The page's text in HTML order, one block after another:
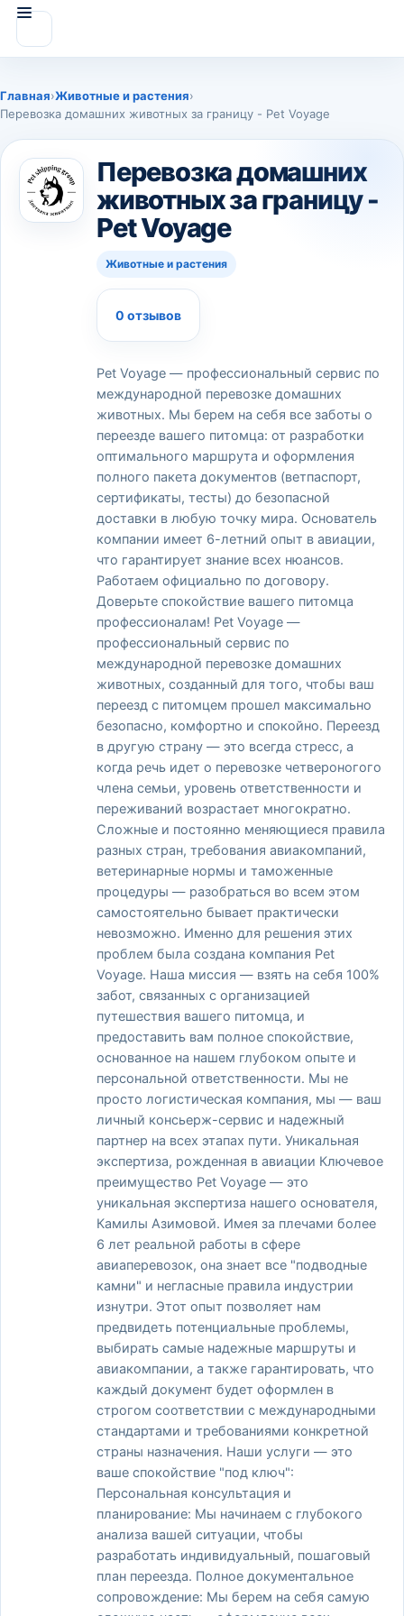
Главная›Животные и растения›
Перевозка домашних животных за границу - Pet Voyage
Перевозка домашних
животных за границу -
Pet Voyage
Животные и растения
0 отзывов
Pet Voyage — профессиональный сервис по
международной перевозке домашних
животных. Мы берем на себя все заботы о
переезде вашего питомца: от разработки
оптимального маршрута и оформления
полного пакета документов (ветпаспорт,
сертификаты, тесты) до безопасной
доставки в любую точку мира. Основатель
компании имеет 6-летний опыт в авиации,
что гарантирует знание всех нюансов.
Работаем официально по договору.
Доверьте спокойствие вашего питомца
профессионалам! Pet Voyage —
профессиональный сервис по
международной перевозке домашних
животных, созданный для того, чтобы ваш
переезд с питомцем прошел максимально
безопасно, комфортно и спокойно. Переезд
в другую страну — это всегда стресс, а
когда речь идет о перевозке четвероногого
члена семьи, уровень ответственности и
переживаний возрастает многократно.
Сложные и постоянно меняющиеся правила
разных стран, требования авиакомпаний,
ветеринарные нормы и таможенные
процедуры — разобраться во всем этом
самостоятельно бывает практически
невозможно. Именно для решения этих
проблем была создана компания Pet
Voyage. Наша миссия — взять на себя 100%
забот, связанных с организацией
путешествия вашего питомца, и
предоставить вам полное спокойствие,
основанное на нашем глубоком опыте и
персональной ответственности. Мы не
просто логистическая компания, мы — ваш
личный консьерж-сервис и надежный
партнер на всех этапах пути. Уникальная
экспертиза, рожденная в авиации Ключевое
преимущество Pet Voyage — это
уникальная экспертиза нашего основателя,
Камилы Азимовой. Имея за плечами более
6 лет реальной работы в сфере
авиаперевозок, она знает все "подводные
камни" и негласные правила индустрии
изнутри. Этот опыт позволяет нам
предвидеть потенциальные проблемы,
выбирать самые надежные маршруты и
авиакомпании, а также гарантировать, что
каждый документ будет оформлен в
строгом соответствии с международными
стандартами и требованиями конкретной
страны назначения. Наши услуги — это
ваше спокойствие "под ключ":
Персональная консультация и
планирование: Мы начинаем с глубокого
анализа вашей ситуации, чтобы
разработать индивидуальный, пошаговый
план переезда. Полное документальное
сопровождение: Мы берем на себя самую